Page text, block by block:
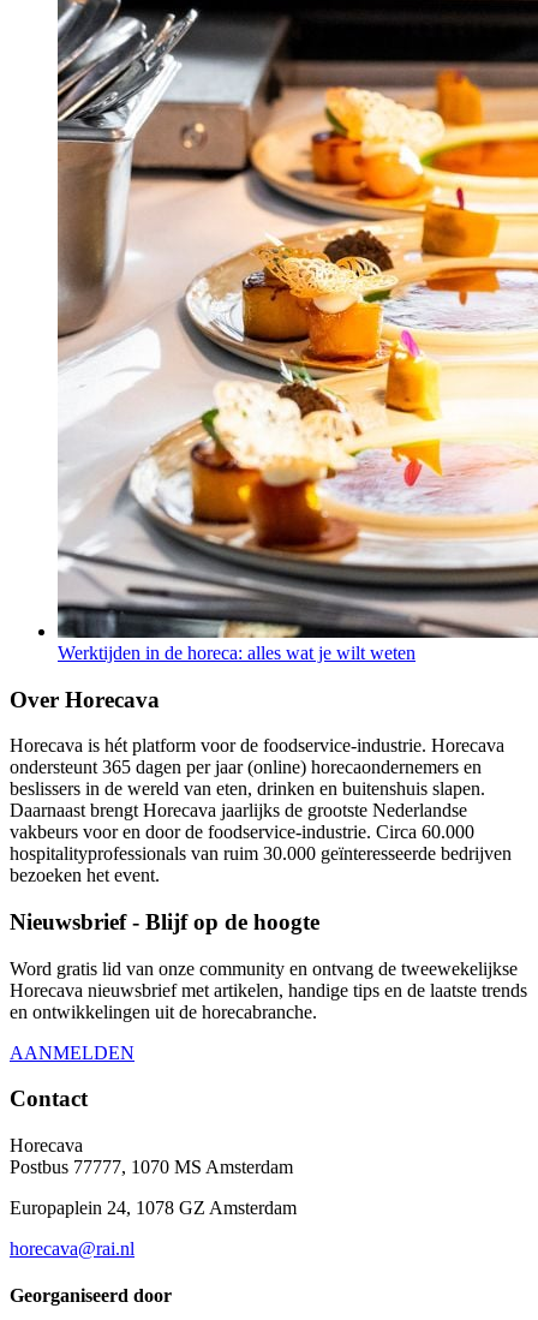
Werktijden in de horeca: alles wat je wilt weten
Over Horecava
Horecava is hét platform voor de foodservice-industrie. Horecava
ondersteunt 365 dagen per jaar (online) horecaondernemers en
beslissers in de wereld van eten, drinken en buitenshuis slapen.
Daarnaast brengt Horecava jaarlijks de grootste Nederlandse
vakbeurs voor en door de foodservice-industrie. Circa 60.000
hospitalityprofessionals van ruim 30.000 geïnteresseerde bedrijven
bezoeken het event.
Nieuwsbrief - Blijf op de hoogte
Word gratis lid van onze community en ontvang de tweewekelijkse
Horecava nieuwsbrief met artikelen, handige tips en de laatste trends
en ontwikkelingen uit de horecabranche.
AANMELDEN
Contact
Horecava
Postbus 77777, 1070 MS Amsterdam
Europaplein 24, 1078 GZ Amsterdam
horecava@rai.nl
Georganiseerd door